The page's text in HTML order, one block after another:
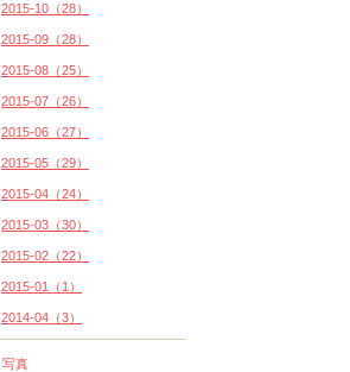
2015-10（28）
2015-09（28）
2015-08（25）
2015-07（26）
2015-06（27）
2015-05（29）
2015-04（24）
2015-03（30）
2015-02（22）
2015-01（1）
2014-04（3）
写真